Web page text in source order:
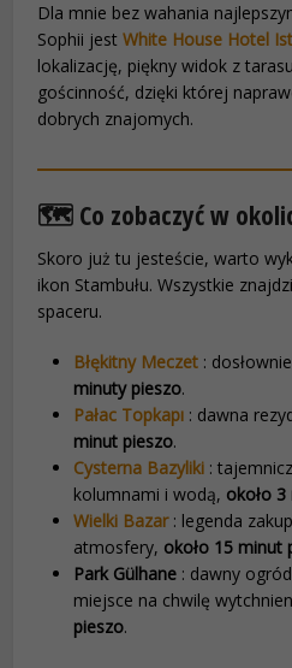
Dla mnie bez wahania
Sophii jestWhite House Hotel
lokalizację, piękny widok z
gościnność, dzięki której
dobrych znajomych.
🗺️ Co zobaczyć w
Skoro już tu jesteście, warto
ikon Stambułu. Wszystkie
spaceru.
Błękitny Meczet :
minuty pieszo.
Pałac Topkapı : dawna
minut pieszo.
Cysterna Bazyliki :
kolumnami i wodą, około
Wielki Bazar: legenda
atmosfery, około 15 minut
Park Gülhane : dawny
miejsce na chwilę
pieszo.